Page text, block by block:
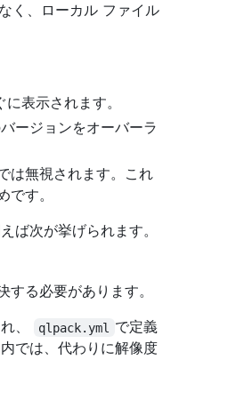
く、ローカル ファイル
表示されます。
ージョンをオーバーラ
は無視されます。これ
す。
ば次が挙げられます。
る必要があります。
、
qlpack.yml
で定義
では、代わりに解像度